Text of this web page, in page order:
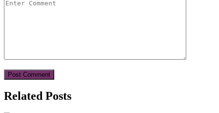
Related Posts